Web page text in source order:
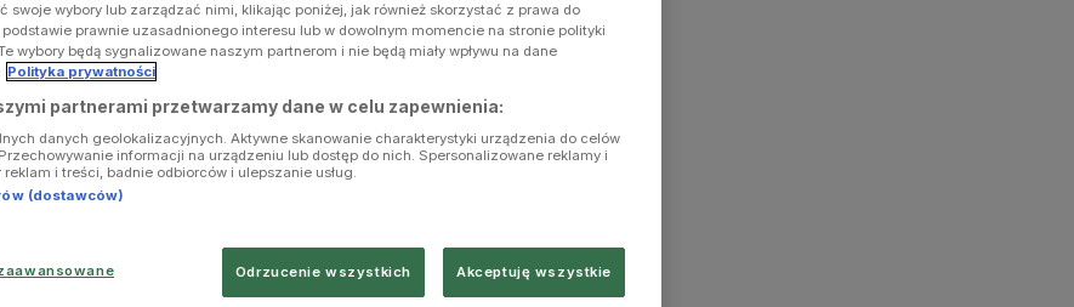
swoje wybory lub zarządzać nimi, klikając poniżej, jak również skorzystać z prawa do
prawnie uzasadnionego interesu lub w dowolnym momencie na stronie polityki
wybory będą sygnalizowane naszym partnerom i nie będą miały wpływu na dane
Polityka prywatności
partnerami przetwarzamy dane w celu zapewnienia:
danych geolokalizacyjnych. Aktywne skanowanie charakterystyki urządzenia do celów
informacji na urządzeniu lub dostęp do nich. Spersonalizowane reklamy i
i treści, badnie odbiorców i ulepszanie usług.
(dostawców)
Odrzucenie wszystkich Akceptuję wszystkie